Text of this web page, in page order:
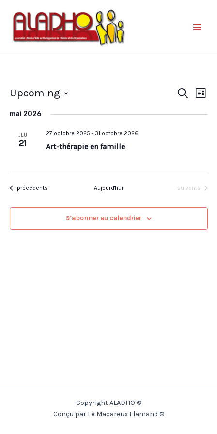
Recherche
Liste
Upcoming
une
mai 2026
JEU
21
27 octobre 2025 - 31 octobre 2026
Art-thérapie en famille
Évènements
précédents Aujourd'hui Évènements
suivants
S’abonner au calendrier
Copyright ALADHO ©
Conçu par Le Macareux Flamand ©